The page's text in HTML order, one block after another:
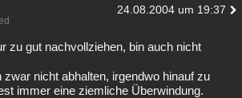
Geschlossen
24.08.2004 um 19:37
zu gut nachvollziehen, bin auch nicht
nicht abhalten, irgendwo hinauf zu
immer eine ziemliche Überwindung.